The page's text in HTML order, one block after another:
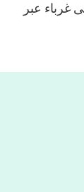
غرباء عبر